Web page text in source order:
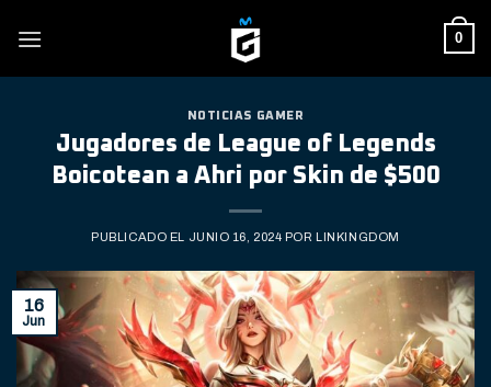
0
NOTICIAS GAMER
Jugadores de League of Legends
Boicotean a Ahri por Skin de $500
PUBLICADO EL JUNIO 16, 2024 POR LINKINGDOM
16
Jun